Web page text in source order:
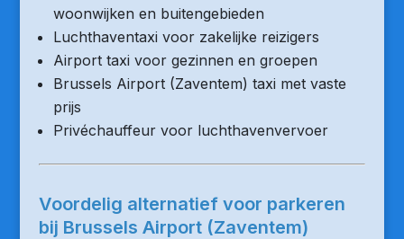
woonwijken en buitengebieden
Luchthaventaxi voor zakelijke reizigers
Airport taxi voor gezinnen en groepen
Brussels Airport (Zaventem) taxi met vaste
prijs
Privéchauffeur voor luchthavenvervoer
Voordelig alternatief voor parkeren
bij Brussels Airport (Zaventem)